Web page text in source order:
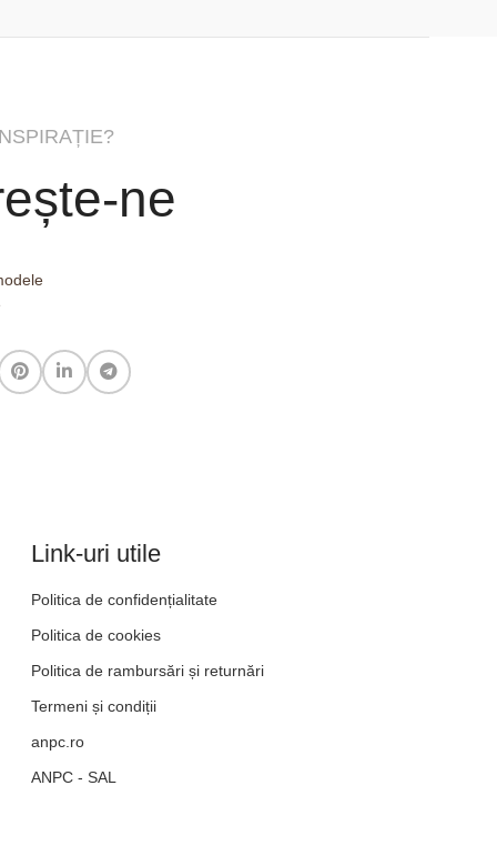
ne
Link-uri utile
Politica de confidențialitate
Politica de cookies
Politica de rambursări și returnări
Termeni și condiții
anpc.ro
ANPC - SAL